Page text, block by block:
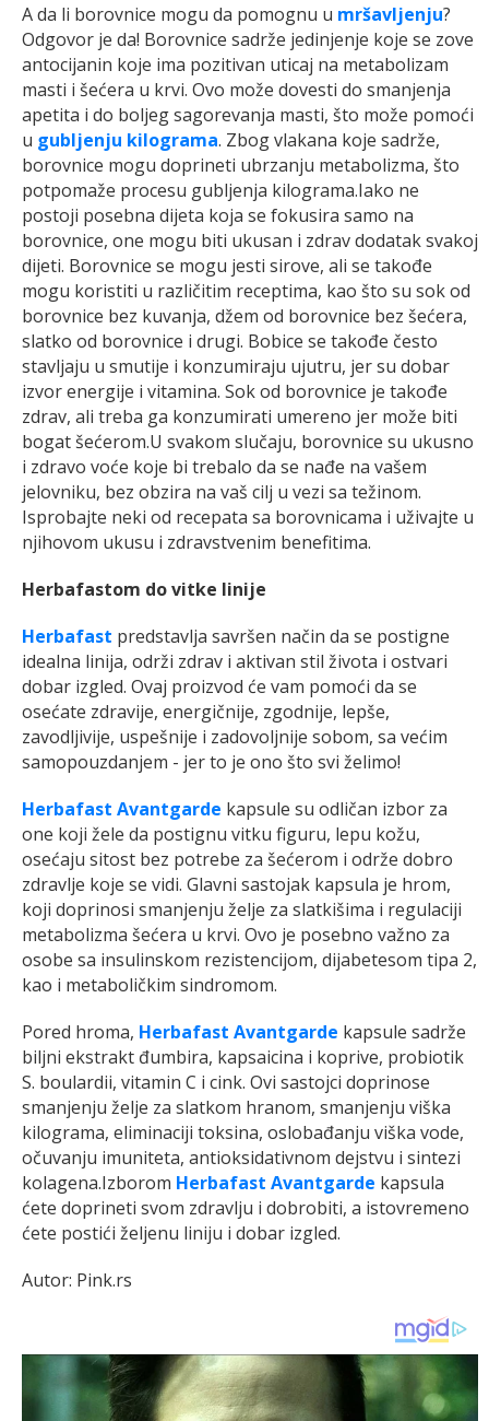
A da li borovnice mogu da pomognu u mršavljenju?
Odgovor je da! Borovnice sadrže jedinjenje koje se zove
antocijanin koje ima pozitivan uticaj na metabolizam
masti i šećera u krvi. Ovo može dovesti do smanjenja
apetita i do boljeg sagorevanja masti, što može pomoći
u gubljenju kilograma. Zbog vlakana koje sadrže,
borovnice mogu doprineti ubrzanju metabolizma, što
potpomaže procesu gubljenja kilograma.Iako ne
postoji posebna dijeta koja se fokusira samo na
borovnice, one mogu biti ukusan i zdrav dodatak svakoj
dijeti. Borovnice se mogu jesti sirove, ali se takođe
mogu koristiti u različitim receptima, kao što su sok od
borovnice bez kuvanja, džem od borovnice bez šećera,
slatko od borovnice i drugi. Bobice se takođe često
stavljaju u smutije i konzumiraju ujutru, jer su dobar
izvor energije i vitamina. Sok od borovnice je takođe
zdrav, ali treba ga konzumirati umereno jer može biti
bogat šećerom.U svakom slučaju, borovnice su ukusno
i zdravo voće koje bi trebalo da se nađe na vašem
jelovniku, bez obzira na vaš cilj u vezi sa težinom.
Isprobajte neki od recepata sa borovnicama i uživajte u
njihovom ukusu i zdravstvenim benefitima.
Herbafastom do vitke linije
Herbafast predstavlja savršen način da se postigne
idealna linija, održi zdrav i aktivan stil života i ostvari
dobar izgled. Ovaj proizvod će vam pomoći da se
osećate zdravije, energičnije, zgodnije, lepše,
zavodljivije, uspešnije i zadovoljnije sobom, sa većim
samopouzdanjem - jer to je ono što svi želimo!
Herbafast Avantgarde kapsule su odličan izbor za
one koji žele da postignu vitku figuru, lepu kožu,
osećaju sitost bez potrebe za šećerom i održe dobro
zdravlje koje se vidi. Glavni sastojak kapsula je hrom,
koji doprinosi smanjenju želje za slatkišima i regulaciji
metabolizma šećera u krvi. Ovo je posebno važno za
osobe sa insulinskom rezistencijom, dijabetesom tipa 2,
kao i metaboličkim sindromom.
Pored hroma, Herbafast Avantgarde kapsule sadrže
biljni ekstrakt đumbira, kapsaicina i koprive, probiotik
S. boulardii, vitamin C i cink. Ovi sastojci doprinose
smanjenju želje za slatkom hranom, smanjenju viška
kilograma, eliminaciji toksina, oslobađanju viška vode,
očuvanju imuniteta, antioksidativnom dejstvu i sintezi
kolagena.Izborom Herbafast Avantgarde kapsula
ćete doprineti svom zdravlju i dobrobiti, a istovremeno
ćete postići željenu liniju i dobar izgled.
Autor: Pink.rs